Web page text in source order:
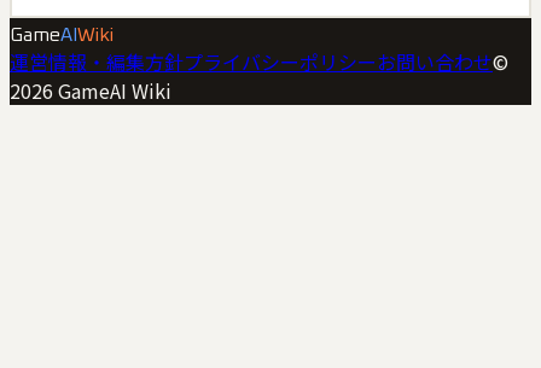
GameAI Wiki
運営情報・編集方針プライバシーポリシーお問い合わせ©
2026 GameAI Wiki